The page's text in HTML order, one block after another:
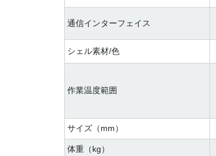
通信インターフェイス
シェル素材/色
作業温度範囲
サイズ（mm）
体重（kg）